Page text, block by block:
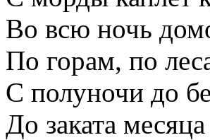
Во всю ночь
По горам, по
С полуночи до
До заката